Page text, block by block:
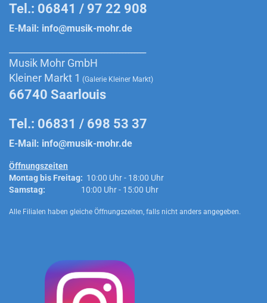
Tel.: 06841 / 97 22 908
E-Mail: info@musik-mohr.de
Musik Mohr GmbH
Kleiner Markt 1 (Galerie Kleiner Markt)
66740 Saarlouis
Tel.: 06831 / 698 53 37
E-Mail: info@musik-mohr.de
Öffnungszeiten
Montag bis Freitag: 10:00 Uhr - 18:00 Uhr
Samstag: 10:00 Uhr - 15:00 Uhr
Alle Filialen haben gleiche Öffnungszeiten, falls nicht anders angegeben.